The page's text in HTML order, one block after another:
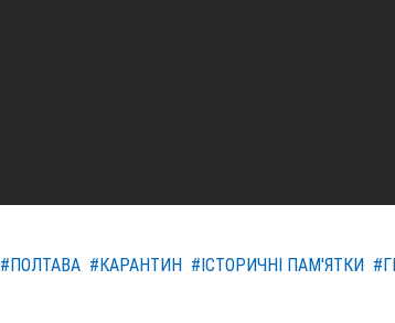
#ПОЛТАВА #КАРАНТИН #ІСТОРИЧНІ ПАМ'ЯТКИ